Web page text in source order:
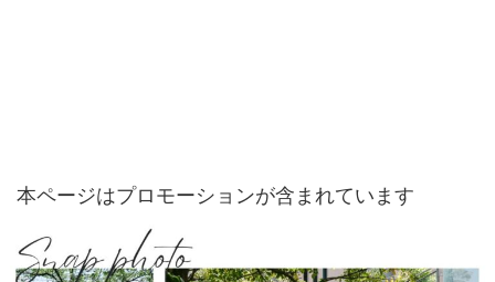
本ページはプロモーションが含まれています